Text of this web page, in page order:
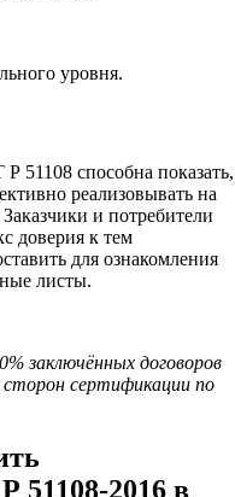
уровня.
51108 способна показать,
реализовывать на
и потребители
доверия к тем
для ознакомления
листы.
заключённых договоров
сторон сертификации по
51108-2016 в